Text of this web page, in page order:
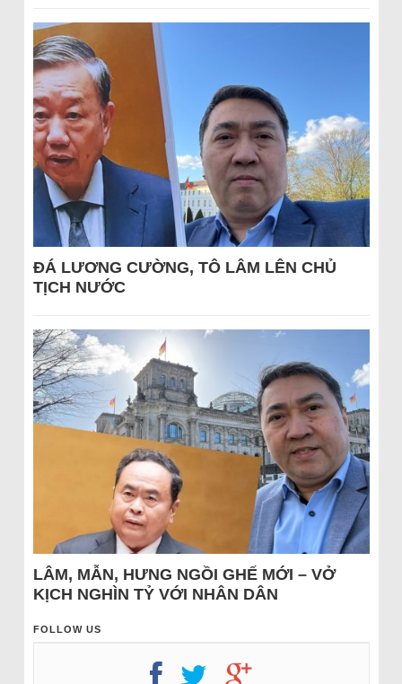
ĐÁ LƯƠNG CƯỜNG, TÔ LÂM LÊN CHỦ
TỊCH NƯỚC
LÂM, MẪN, HƯNG NGỒI GHẾ MỚI – VỞ
KỊCH NGHÌN TỶ VỚI NHÂN DÂN
FOLLOW US